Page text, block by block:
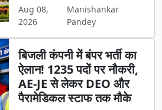
Aug 08,
2026
Manishankar
Pandey
बिजली कंपनी में बंपर भर्ती का
ऐलान! 1235 पदों पर नौकरी,
AE-JE से लेकर DEO और
पैरामेडिकल स्टाफ तक मौके